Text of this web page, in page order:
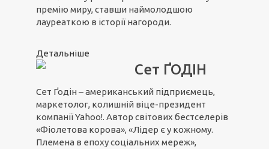
премію миру, ставши наймолодшою
лауреаткою в історії нагороди.
Детальніше
Сет ҐОДІН
Сет Ґодін – американський підприємець,
маркетолог, колишній віце-президент
компанії Yahoo!. Автор світових бестселерів
«Фіолетова корова», «Лідер є у кожному.
Племена в епоху соціальних мереж»,